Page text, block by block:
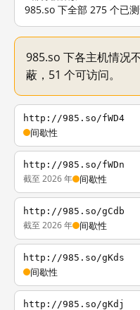
985.so 下全部 275 个已
985.so 下各主机情况
蔽，51 个可访问。
http://985.so/fWD4
间歇性
http://985.so/fWDn
截至 2026 年 间歇性
http://985.so/gCdb
截至 2026 年 间歇性
http://985.so/gKds
间歇性
http://985.so/gKdj